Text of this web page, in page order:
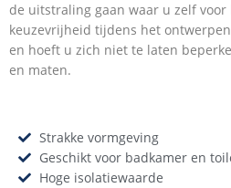
de uitstraling gaan waar u zelf
keuzevrijheid tijdens het
en hoeft u zich niet te laten
en maten.
Strakke vormgeving
Geschikt voor badkamer en
Hoge isolatiewaarde